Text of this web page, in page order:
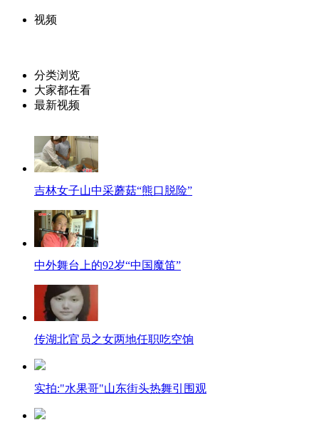
视频
分类浏览
大家都在看
最新视频
吉林女子山中采蘑菇“熊口脱险”
中外舞台上的92岁“中国魔笛”
传湖北官员之女两地任职吃空饷
实拍:"水果哥"山东街头热舞引围观